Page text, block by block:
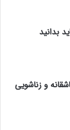
بدانید